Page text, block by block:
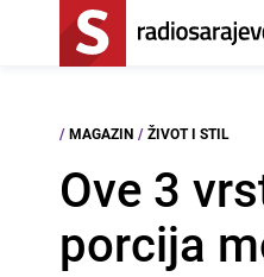
/ MAGAZIN / ŽIVOT I STIL
Ove 3
porcija